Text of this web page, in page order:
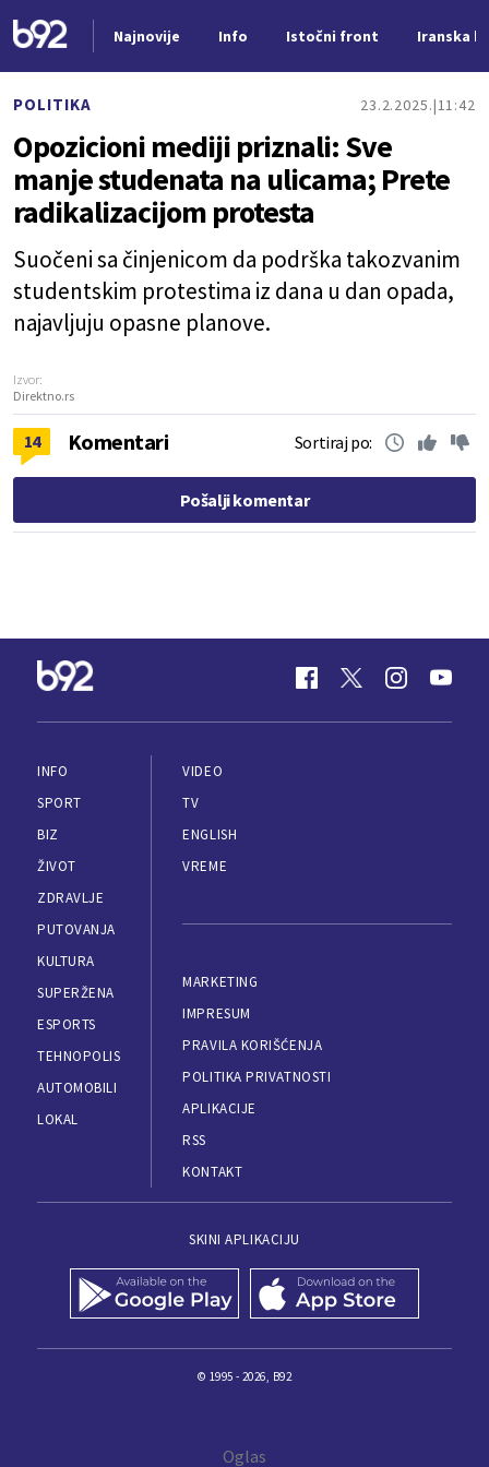
Najnovije Info Istočni front Iranska
POLITIKA 23.2.2025. 11:42
Opozicioni mediji priznali: Sve
manje studenata na ulicama; Prete
radikalizacijom protesta
Suočeni sa činjenicom da podrška takozvanim
studentskim protestima iz dana u dan opada,
najavljuju opasne planove.
Izvor:
Direktno.rs
14 Komentari Sortiraj po:
Pošalji komentar
INFO
SPORT
BIZ
ŽIVOT
ZDRAVLJE
PUTOVANJA
KULTURA
SUPERŽENA
ESPORTS
TEHNOPOLIS
AUTOMOBILI
LOKAL
VIDEO
TV
ENGLISH
VREME
MARKETING
IMPRESUM
PRAVILA KORIŠĆENJA
POLITIKA PRIVATNOSTI
APLIKACIJE
RSS
KONTAKT
SKINI APLIKACIJU
© 1995 - 2026, B92